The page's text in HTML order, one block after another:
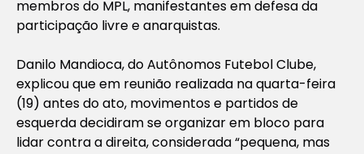
membros do MPL, manifestantes em defesa da
participação livre e anarquistas.
Danilo Mandioca, do Autônomos Futebol Clube,
explicou que em reunião realizada na quarta-feira
(19) antes do ato, movimentos e partidos de
esquerda decidiram se organizar em bloco para
lidar contra a direita, considerada “pequena, mas